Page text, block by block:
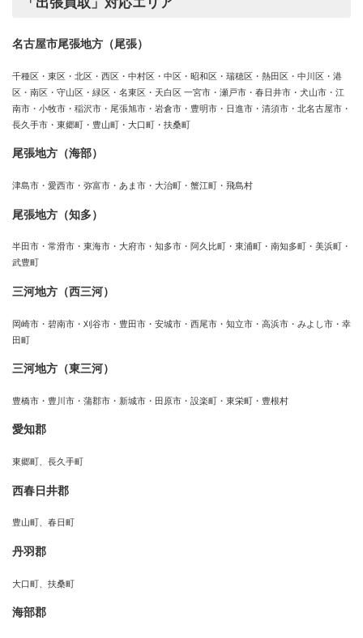
名古屋市尾張地方（尾張）
千種区・東区・北区・西区・中村区・中区・昭和区・瑞穂区・熱田区・中川区・港
区・南区・守山区・緑区・名東区・天白区 一宮市・瀬戸市・春日井市・犬山市・江
南市・小牧市・稲沢市・尾張旭市・岩倉市・豊明市・日進市・清須市・北名古屋市・
長久手市・東郷町・豊山町・大口町・扶桑町
尾張地方（海部）
津島市・愛西市・弥富市・あま市・大治町・蟹江町・飛島村
尾張地方（知多）
半田市・常滑市・東海市・大府市・知多市・阿久比町・東浦町・南知多町・美浜町・
武豊町
三河地方（西三河）
岡崎市・碧南市・刈谷市・豊田市・安城市・西尾市・知立市・高浜市・みよし市・幸
田町
三河地方（東三河）
豊橋市・豊川市・蒲郡市・新城市・田原市・設楽町・東栄町・豊根村
愛知郡
東郷町、長久手町
西春日井郡
豊山町、春日町
丹羽郡
大口町、扶桑町
海部郡